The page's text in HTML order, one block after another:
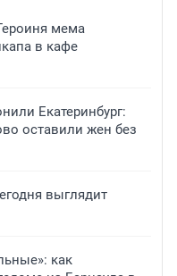
мема
в кафе
Екатеринбург:
оставили жен без
выглядит
как